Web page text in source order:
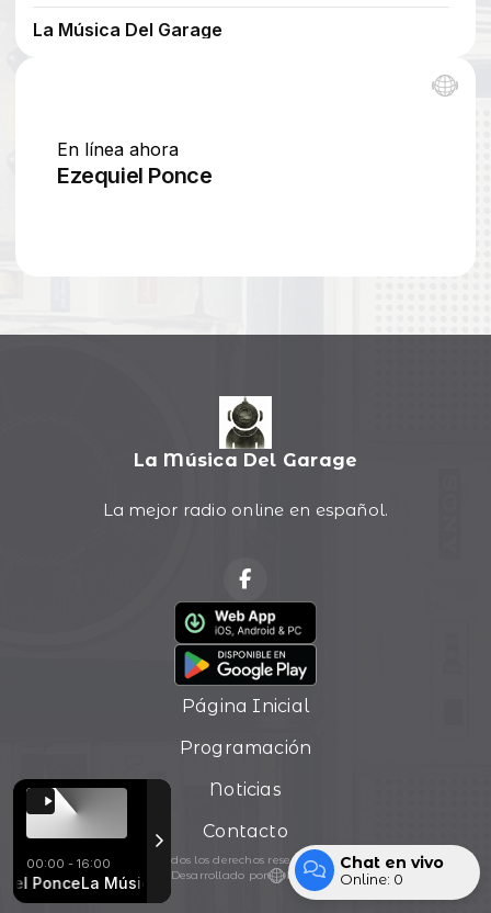
00:00 - 16:00
PonceLa Música Del Garage con Ezequiel Ponce
Britny Fox - Girlschool
La Música Del Garage
La mejor radio online en español.
Página Inicial
Programación
Noticias
Contacto
Todos los derechos reservados.
Desarrollado por
Chat en vivo
Online: 0